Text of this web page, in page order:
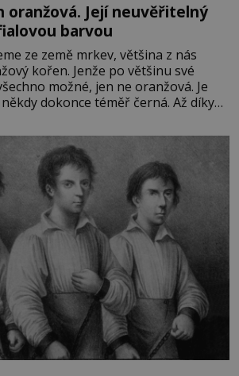
oranžová. Její neuvěřitelný
barvou
ze země mrkev, většina z nás
kořen. Jenže po většinu své
možné, jen ne oranžová. Je
dokonce téměř černá. Až díky
zahradu ani nedokážeme představit.